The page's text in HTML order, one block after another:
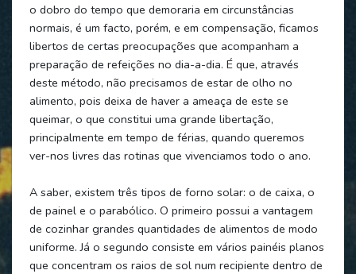
o dobro do tempo que demoraria em circunstâncias
normais, é um facto, porém, e em compensação, ficamos
libertos de certas preocupações que acompanham a
preparação de refeições no dia-a-dia. É que, através
deste método, não precisamos de estar de olho no
alimento, pois deixa de haver a ameaça de este se
queimar, o que constitui uma grande libertação,
principalmente em tempo de férias, quando queremos
ver-nos livres das rotinas que vivenciamos todo o ano.
A saber, existem três tipos de forno solar: o de caixa, o
de painel e o parabólico. O primeiro possui a vantagem
de cozinhar grandes quantidades de alimentos de modo
uniforme. Já o segundo consiste em vários painéis planos
que concentram os raios de sol num recipiente dentro de